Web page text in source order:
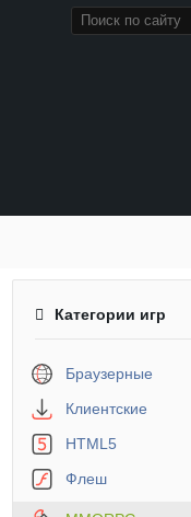
Категории игр
Браузерные
Клиентские
HTML5
Флеш